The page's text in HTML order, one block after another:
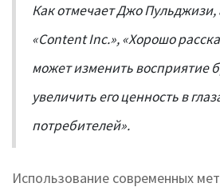
Как отмечает Джо Пульджизи,
«Content Inc.», «Хорошо
может изменить восприятие
увеличить его ценность в
потребителей».
Использование современных